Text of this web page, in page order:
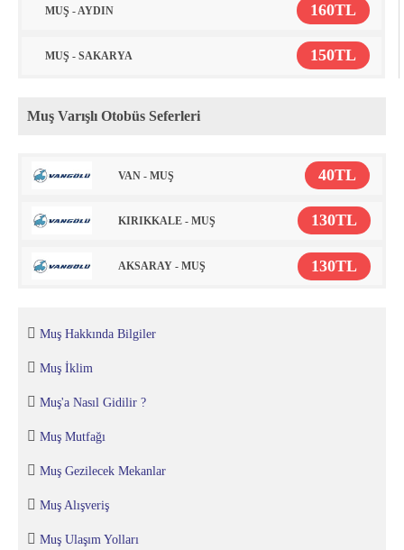
MUŞ - AYDIN 160TL
MUŞ - SAKARYA 150TL
Muş Varışlı Otobüs Seferleri
VAN - MUŞ 40TL
KIRIKKALE - MUŞ 130TL
AKSARAY - MUŞ 130TL
Muş Hakkında Bilgiler
Muş İklim
Muş'a Nasıl Gidilir ?
Muş Mutfağı
Muş Gezilecek Mekanlar
Muş Alışveriş
Muş Ulaşım Yolları